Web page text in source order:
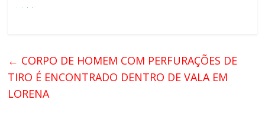
← CORPO DE HOMEM COM PERFURAÇÕES DE
TIRO É ENCONTRADO DENTRO DE VALA EM
LORENA